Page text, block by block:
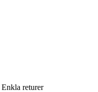
Enkla returer